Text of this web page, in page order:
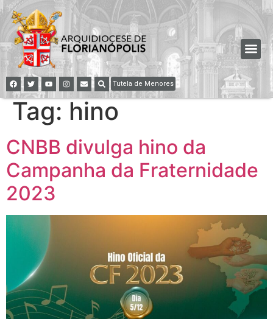
Tutela de Menores
Tag: hino
CNBB divulga hino da
Campanha da Fraternidade
2023